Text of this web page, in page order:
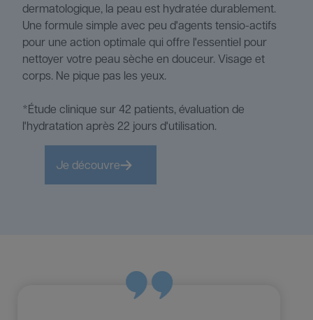
dermatologique, la peau est hydratée durablement.
Une formule simple avec peu d'agents tensio-actifs
pour une action optimale qui offre l'essentiel pour
nettoyer votre peau sèche en douceur. Visage et
corps. Ne pique pas les yeux.
*Étude clinique sur 42 patients, évaluation de
l'hydratation après 22 jours d'utilisation.
Je découvre